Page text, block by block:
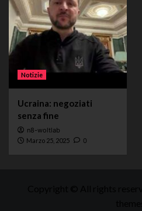
Notizie
Ucraina: negoziati
senza fine
n8-woltlab
Marzo 25, 2025 0